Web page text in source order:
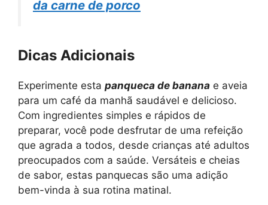
da carne de porco
Dicas Adicionais
Experimente esta panqueca de banana e aveia
para um café da manhã saudável e delicioso.
Com ingredientes simples e rápidos de
preparar, você pode desfrutar de uma refeição
que agrada a todos, desde crianças até adultos
preocupados com a saúde. Versáteis e cheias
de sabor, estas panquecas são uma adição
bem-vinda à sua rotina matinal.